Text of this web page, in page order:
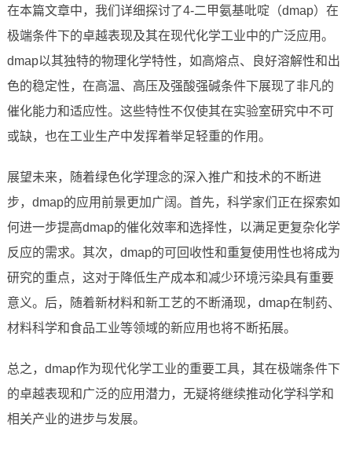
在本篇文章中，我们详细探讨了4-二甲氨基吡啶（dmap）在
极端条件下的卓越表现及其在现代化学工业中的广泛应用。
dmap以其独特的物理化学特性，如高熔点、良好溶解性和出
色的稳定性，在高温、高压及强酸强碱条件下展现了非凡的
催化能力和适应性。这些特性不仅使其在实验室研究中不可
或缺，也在工业生产中发挥着举足轻重的作用。
展望未来，随着绿色化学理念的深入推广和技术的不断进
步，dmap的应用前景更加广阔。首先，科学家们正在探索如
何进一步提高dmap的催化效率和选择性，以满足更复杂化学
反应的需求。其次，dmap的可回收性和重复使用性也将成为
研究的重点，这对于降低生产成本和减少环境污染具有重要
意义。后，随着新材料和新工艺的不断涌现，dmap在制药、
材料科学和食品工业等领域的新应用也将不断拓展。
总之，dmap作为现代化学工业的重要工具，其在极端条件下
的卓越表现和广泛的应用潜力，无疑将继续推动化学科学和
相关产业的进步与发展。